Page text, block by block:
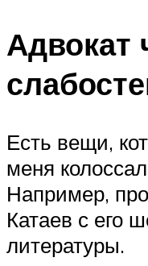
Адвокат
Есть вещи,
меня
Например,
Катаев с его
литературы.